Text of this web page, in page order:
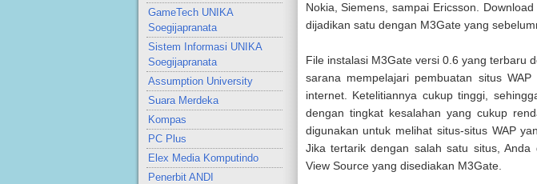
GameTech UNIKA
Soegijapranata
Sistem Informasi UNIKA
Soegijapranata
Assumption University
Suara Merdeka
Kompas
PC Plus
Elex Media Komputindo
Penerbit ANDI
Nokia, Siemens, sampai Ericsson.
dijadikan satu dengan M3Gate yang
File instalasi M3Gate versi 0.6 yang terbaru
sarana mempelajari pembuatan situs
internet. Ketelitiannya cukup tinggi,
dengan tingkat kesalahan yang cukup
digunakan untuk melihat situs-situs WAP
Jika tertarik dengan salah satu situs,
View Source yang disediakan M3Gate.